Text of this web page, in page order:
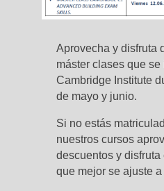
Aprovecha y disfruta
máster clases que se
Cambridge Institute
de mayo y junio.
Si no estás
nuestros cursos
descuentos y
que mejor se ajuste